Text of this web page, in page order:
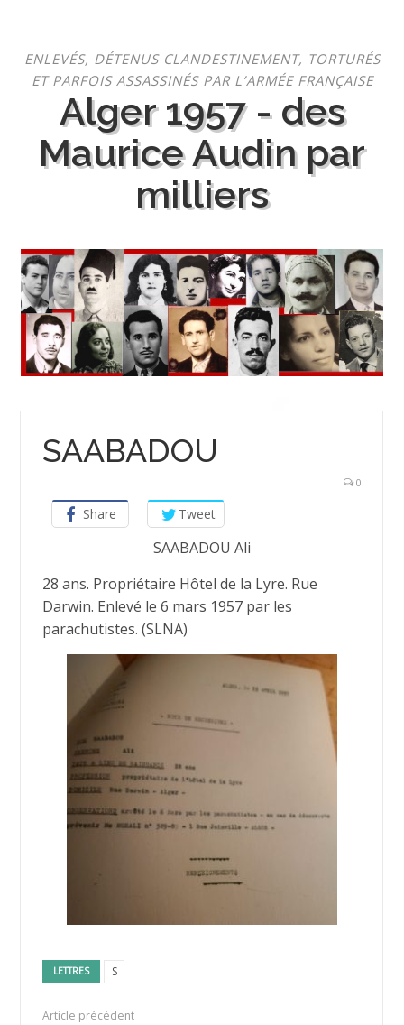
contenu
ENLEVÉS, DÉTENUS CLANDESTINEMENT, TORTURÉS
ET PARFOIS ASSASSINÉS PAR L’ARMÉE FRANÇAISE
Alger 1957 - des
Maurice Audin par
milliers
SAABADOU
0
Share Tweet
SAABADOU Ali
28 ans. Propriétaire Hôtel de la Lyre. Rue
Darwin. Enlevé le 6 mars 1957 par les
parachutistes. (SLNA)
LETTRES S
Article précédent